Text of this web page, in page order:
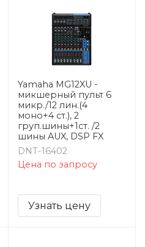
Yamaha MG12XU -
микшерный пульт 6
микр./12 лин.(4
моно+4 ст.), 2
груп.шины+1ст. /2
шины AUX, DSP FX
DNT-16402
Цена по запросу
Узнать цену